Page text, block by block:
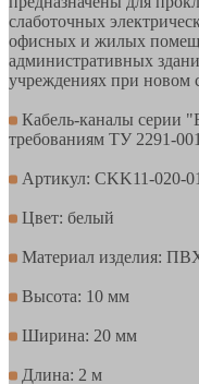
слаботочных
офисных и жилых
административных
учреждениях при новом
Кабель-каналы серии
требованиям ТУ 2291-
Артикул: CKK11-020-
Цвет: белый
Материал изделия:
Высота: 10 мм
Ширина: 20 мм
Длина: 2 м